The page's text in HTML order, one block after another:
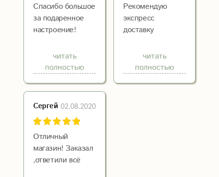
Спасибо большое
за подаренное
настроение!
классные!
читать
полностью
Рекомендую
экспресс
доставку
Неоднократно
обращаюсь и ни
разу не
читать
полностью
Сергей 02.08.2020
Отличный
магазин! Заказал
,ответили всё